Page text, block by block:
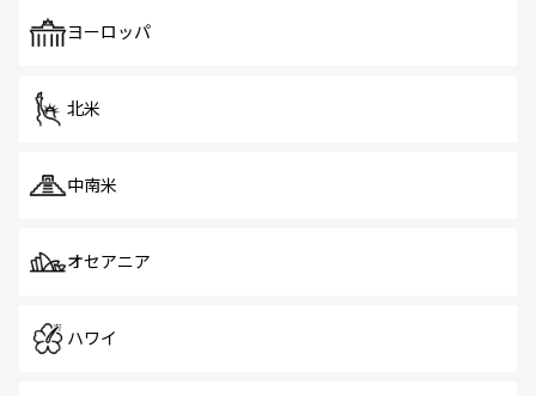
で、ホーカーズは地元の風情を楽しめる外せないスポット
ヨーロッパ
北米
中南米
オセアニア
ハワイ